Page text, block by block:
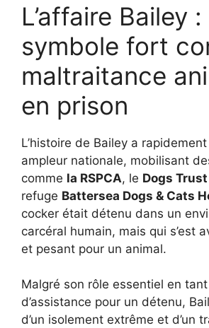
L’affaire Bailey :
symbole fort
maltraitance
en prison
L’histoire de Bailey a
ampleur nationale, mobilisant
comme la RSPCA, le Dogs Trust
refuge Battersea Dogs & Cats
cocker était détenu dans un
carcéral humain, mais qui s’est
et pesant pour un animal.
Malgré son rôle essentiel en
d’assistance pour un détenu,
d’un isolement extrême et d’un